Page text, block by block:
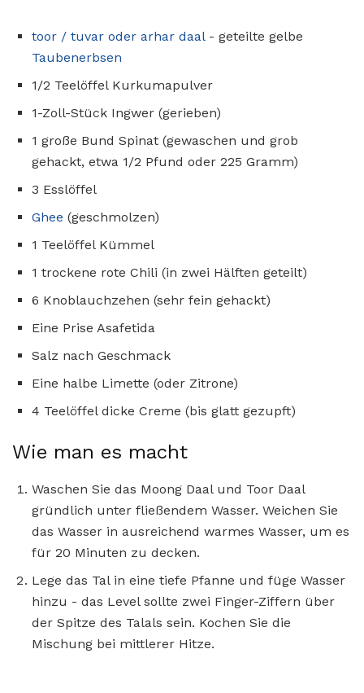
toor / tuvar oder arhar daal- geteilte gelbe
Taubenerbsen
1/2 Teelöffel Kurkumapulver
1-Zoll-Stück Ingwer (gerieben)
1 große Bund Spinat (gewaschen und grob
gehackt, etwa 1/2 Pfund oder 225 Gramm)
3 Esslöffel
Ghee (geschmolzen)
1 Teelöffel Kümmel
1 trockene rote Chili (in zwei Hälften geteilt)
6 Knoblauchzehen (sehr fein gehackt)
Eine Prise Asafetida
Salz nach Geschmack
Eine halbe Limette (oder Zitrone)
4 Teelöffel dicke Creme (bis glatt gezupft)
Wie man es macht
Waschen Sie das Moong Daal und Toor Daal
gründlich unter fließendem Wasser. Weichen Sie
das Wasser in ausreichend warmes Wasser, um es
für 20 Minuten zu decken.
Lege das Tal in eine tiefe Pfanne und füge Wasser
hinzu - das Level sollte zwei Finger-Ziffern über
der Spitze des Talals sein. Kochen Sie die
Mischung bei mittlerer Hitze.